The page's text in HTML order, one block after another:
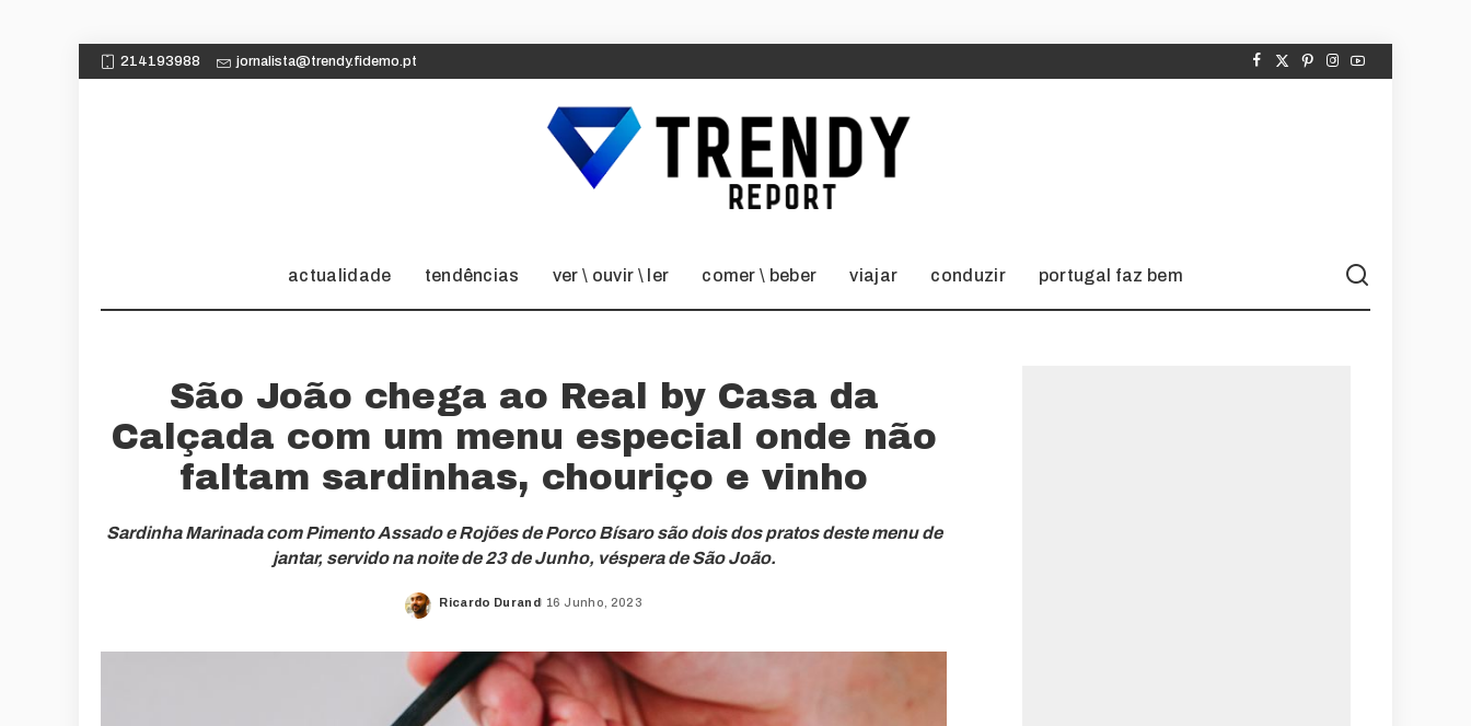
214193988 jornalista@trendy.fidemo.pt
actualidade tendências ver \ ouvir \ ler comer \ beber viajar conduzir portugal faz bem
São João chega ao Real by Casa da
Calçada com um menu especial onde não
faltam sardinhas, chouriço e vinho
Sardinha Marinada com Pimento Assado e Rojões de Porco Bísaro são dois dos pratos deste menu de
jantar, servido na noite de 23 de Junho, véspera de São João.
Posted
Ricardo Durand 16 Junho, 2023